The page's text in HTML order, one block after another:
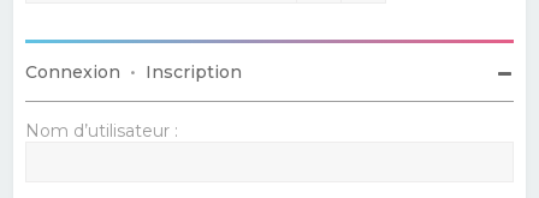
Connexion • Inscription
Nom d’utilisateur :